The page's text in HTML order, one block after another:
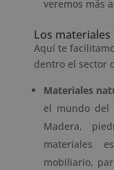
veremos más
Los
Aquí te
dentro el sector
Materiales
el mundo del
Madera,
materiales
mobiliario,